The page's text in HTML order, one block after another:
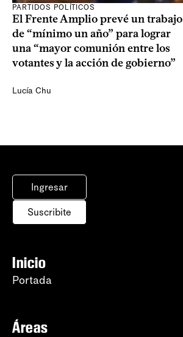
PARTIDOS POLÍTICOS
El Frente Amplio prevé un trabajo
de “mínimo un año” para lograr
una “mayor comunión entre los
votantes y la acción de gobierno”
Lucía Chu
Ingresar
Suscribite
Inicio
Portada
Áreas